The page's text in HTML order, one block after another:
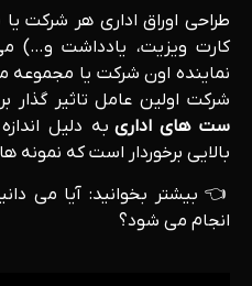
طراحی اوراق اداری هر شرکت
کارت ویزیت، یادداشت و…)
نماینده اون شرکت یا مجموعه
شرکت اولین عامل تاثیر
ست های اداری به دلیل
بالایی برخوردار است که
👈 بیشتر بخوانید: آیا می
انجام می شود؟